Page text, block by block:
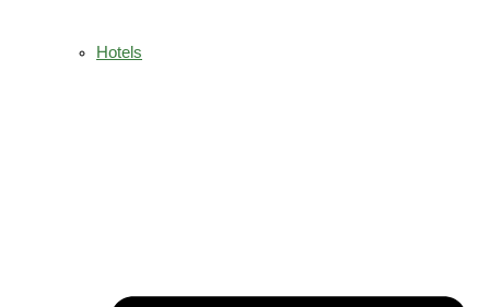
Hotels